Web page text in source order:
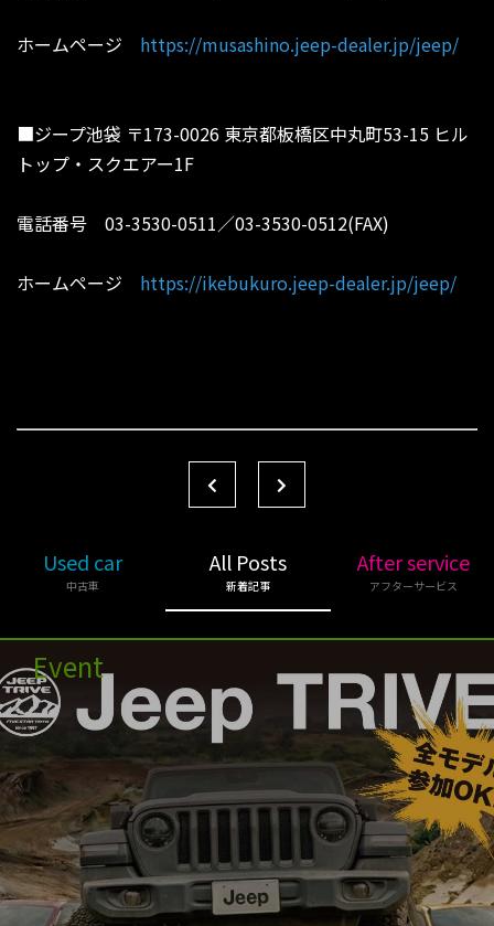
ホームページ https://musashino.jeep-dealer.jp/jeep/
■ジープ池袋 〒173-0026 東京都板橋区中丸町53-15 ヒル
トップ・スクエアー1F
電話番号 03-3530-0511／03-3530-0512(FAX)
ホームページ https://ikebukuro.jeep-dealer.jp/jeep/
Used car
中古車
All Posts
新着記事
After service
アフターサービス
Event